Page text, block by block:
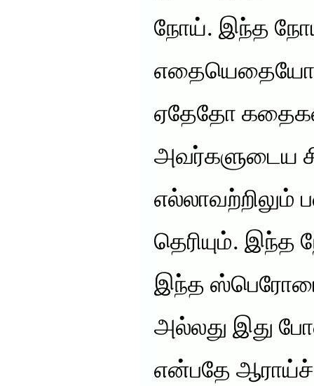
நோய். இந்த
எதையெதையோ
ஏதேதோ
அவர்களுடைய
எல்லாவற்றிலும்
தெரியும்.
இந்த
அல்லது இது
என்பதே